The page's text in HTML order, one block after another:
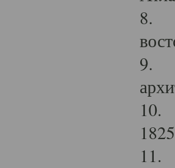
8.
9.
10.
11.